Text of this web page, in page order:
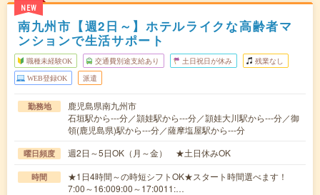
NEW
南九州市【週2日～】ホテルライクな高齢者マ
ンションで生活サポート
職種未経験OK 交通費別途支給あり 土日祝日が休み 残業なし
WEB登録OK 派遣
勤務地
鹿児島県南九州市
石垣駅から---分／頴娃駅から---分／頴娃大川駅から---分／御
領(鹿児島県)駅から---分／薩摩塩屋駅から---分
曜日頻度 週2日～5日OK（月～金） ★土日休みOK
時間
★1日4時間～の時短シフトOK★スタート時間選べます！
7:00～16:009:00～17:0011:…